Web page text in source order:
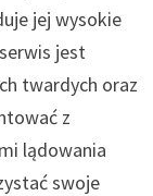
jej wysokie
jest
twardych oraz
z
lądowania
swoje